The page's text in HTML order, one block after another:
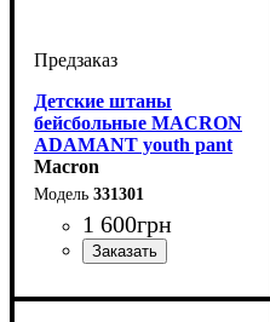
Детские штаны
бейсбольные MACRON
ADAMANT youth pant
(331301)
Macron
331301
1 600грн